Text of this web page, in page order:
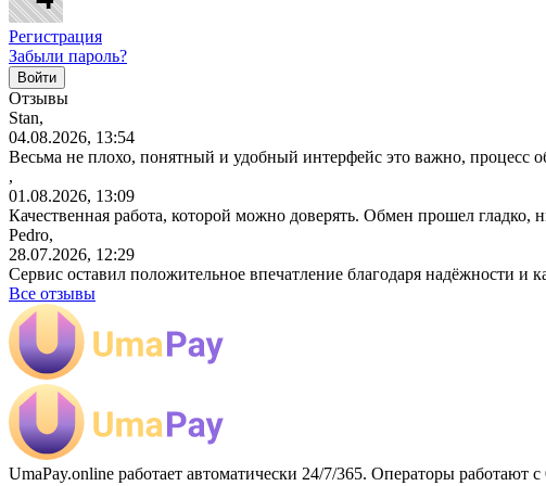
Регистрация
Забыли пароль?
Отзывы
Stan,
04.08.2026, 13:54
Весьма не плохо, понятный и удобный интерфейс это важно, процесс
,
01.08.2026, 13:09
Качественная работа, которой можно доверять. Обмен прошел
Pedro,
28.07.2026, 12:29
Сервис оставил положительное впечатление благодаря надёжности и
Все отзывы
UmaPay.online работает автоматически 24/7/365. Операторы работают